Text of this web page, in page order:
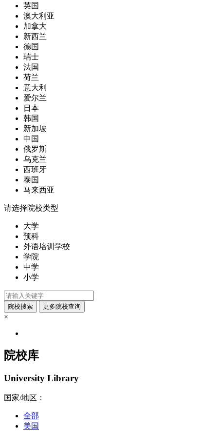
英国
澳大利亚
加拿大
新西兰
德国
瑞士
法国
荷兰
意大利
爱尔兰
日本
韩国
新加坡
中国
俄罗斯
乌克兰
西班牙
泰国
马来西亚
请选择院校类型
大学
预科
外语培训学校
学院
中学
小学
×
院校库
University Library
国家/地区：
全部
美国